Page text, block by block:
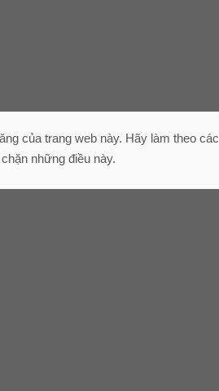
của trang web này. Hãy làm theo
những điều này.